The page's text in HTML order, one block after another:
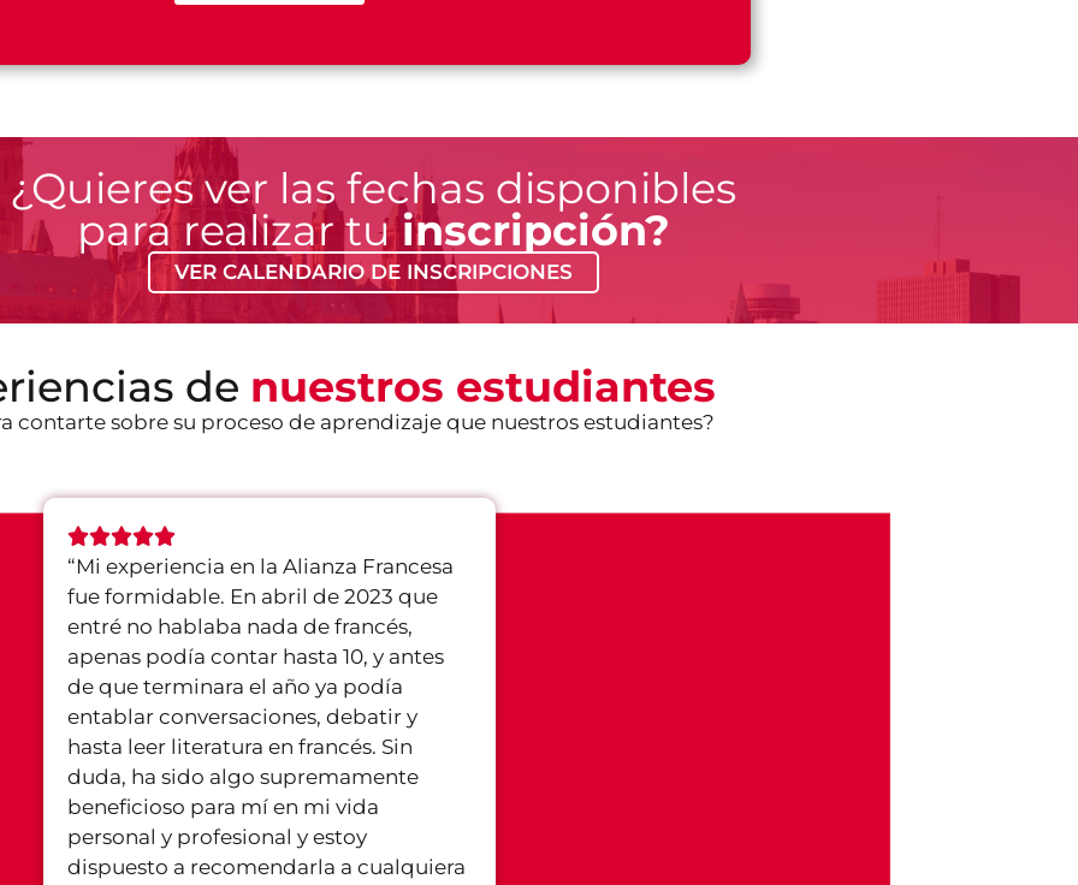
¿Quieres ver las fechas disponibles
para realizar tuinscripción?
VER CALENDARIO DE INSCRIPCIONES
de nuestros estudiantes
contarte sobre su proceso de aprendizaje que nuestros estudiantes?
“Mi experiencia en la Alianza Francesa
fue formidable. En abril de 2023 que
entré no hablaba nada de francés,
apenas podía contar hasta 10, y antes
de que terminara el año ya podía
entablar conversaciones, debatir y
hasta leer literatura en francés. Sin
duda, ha sido algo supremamente
beneficioso para mí en mi vida
personal y profesional y estoy
dispuesto a recomendarla a cualquiera